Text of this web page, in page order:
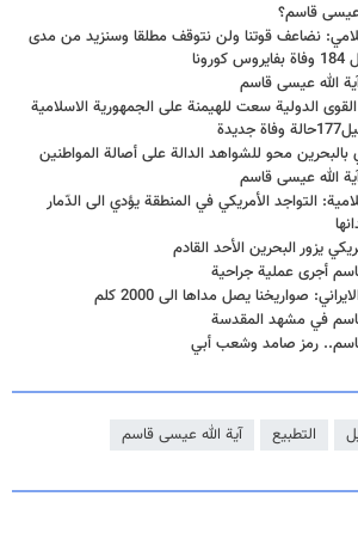
قاسم؟
نضاعف قوتنا ولن نتوقف مطلقا وسنزيد من مدى
الله عيسى قاسم
الدولية سعت للهیمنة علی الجمهورية الاسلامية
محو للشواهد الدالة على أصالة المواطنين
الله عيسى قاسم
التواجد الأمريكي في المنطقة يؤدي الى الدّمار
يزور البحرين الأحد القادم
أجرى عملية جراحية
صواريخنا يصل مداها الى 2000 كلم
في مشهد المقدسة
رمز صامد وشعب أبي
التطبيع آية الله عيسى قاسم